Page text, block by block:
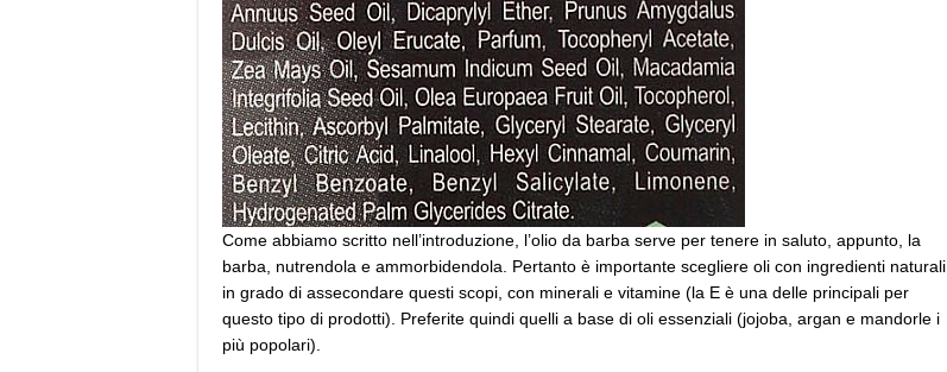
Come abbiamo scritto nell’introduzione, l’olio da barba serve per tenere in saluto, appunto, la
barba, nutrendola e ammorbidendola. Pertanto è importante scegliere oli con ingredienti naturali,
in grado di assecondare questi scopi, con minerali e vitamine (la E è una delle principali per
questo tipo di prodotti). Preferite quindi quelli a base di oli essenziali (jojoba, argan e mandorle i
più popolari).